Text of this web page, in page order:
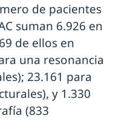
de pacientes
suman 6.926 en
de ellos en
una resonancia
23.161 para
y 1.330
(833